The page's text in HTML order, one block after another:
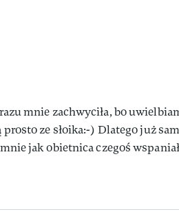
mnie zachwyciła, bo
prosto ze słoika:-) Dlatego już
jak obietnica czegoś